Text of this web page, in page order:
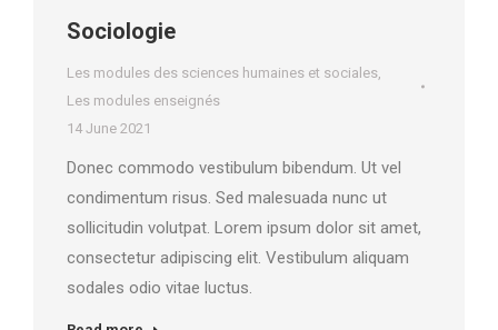
Sociologie
Les modules des sciences humaines et sociales,
Les modules enseignés
14 June 2021
Donec commodo vestibulum bibendum. Ut vel
condimentum risus. Sed malesuada nunc ut
sollicitudin volutpat. Lorem ipsum dolor sit amet,
consectetur adipiscing elit. Vestibulum aliquam
sodales odio vitae luctus.